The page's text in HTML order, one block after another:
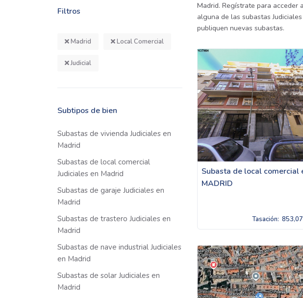
Filtros
Madrid Local Comercial
Judicial
Subtipos de bien
Subastas de vivienda Judiciales en
Madrid
Subastas de local comercial
Judiciales en Madrid
Subastas de garaje Judiciales en
Madrid
Subastas de trastero Judiciales en
Madrid
Subastas de nave industrial Judiciales
en Madrid
Subastas de solar Judiciales en
Madrid
Madrid. Regístrate para acceder
alguna de las subastas
publiquen nuevas subastas.
Subasta de local comercial
MADRID
Tasación: